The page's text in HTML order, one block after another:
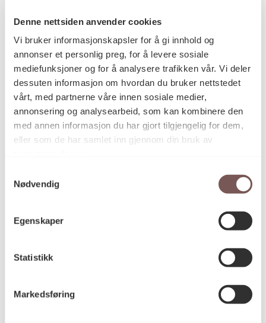
Denne nettsiden anvender cookies
Vi bruker informasjonskapsler for å gi innhold og
annonser et personlig preg, for å levere sosiale
mediefunksjoner og for å analysere trafikken vår. Vi deler
dessuten informasjon om hvordan du bruker nettstedet
vårt, med partnerne våre innen sosiale medier,
annonsering og analysearbeid, som kan kombinere den
med annen informasjon du har gjort tilgjengelig for dem,
eller som de har samlet inn gjennom din bruk av
Nødvendig
Egenskaper
Statistikk
Markedsføring
Postadresse
Postboks 6994
St. Olavs plass
0130 Oslo
post@koro.no
Besøksadresse
Victoria Terrasse 11
0251 Oslo